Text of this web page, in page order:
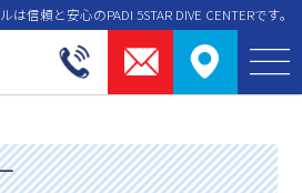
信頼と安⼼のPADI 5STAR DIVE CENTERです。